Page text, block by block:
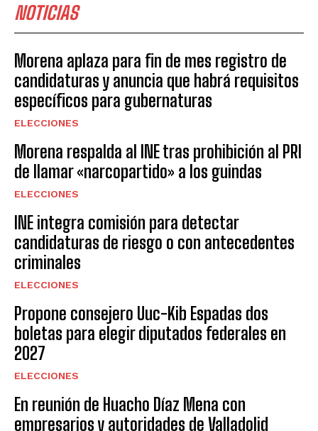
NOTICIAS
Morena aplaza para fin de mes registro de
candidaturas y anuncia que habrá requisitos
específicos para gubernaturas
ELECCIONES
Morena respalda al INE tras prohibición al PRI
de llamar «narcopartido» a los guindas
ELECCIONES
INE integra comisión para detectar
candidaturas de riesgo o con antecedentes
criminales
ELECCIONES
Propone consejero Uuc-Kib Espadas dos
boletas para elegir diputados federales en
2027
ELECCIONES
En reunión de Huacho Díaz Mena con
empresarios y autoridades de Valladolid